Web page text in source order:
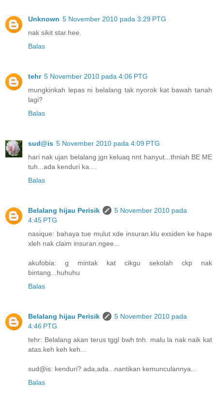
Unknown 5 November 2010 pada 3:29 PTG
nak sikit star.hee.
Balas
tehr 5 November 2010 pada 4:06 PTG
mungkinkah lepas ni belalang tak nyorok kat bawah tanah
lagi?
Balas
sud@is 5 November 2010 pada 4:09 PTG
hari nak ujan belalang jgn keluaq nnt hanyut...thniah BE ME
tuh...ada kenduri ka....
Balas
Belalang hijau Perisik
5 November 2010 pada
4:45 PTG
nasique: bahaya tue mulut xde insuran.klu exsiden ke hape
xleh nak claim insuran.ngee...
akufobia: g mintak kat cikgu sekolah ckp nak
bintang...huhuhu
Balas
Belalang hijau Perisik
5 November 2010 pada
4:46 PTG
tehr: Belalang akan terus tggl bwh tnh. malu la nak naik kat
atas.keh keh keh...
sud@is: kenduri? ada,ada...nantikan kemunculannya...
Balas